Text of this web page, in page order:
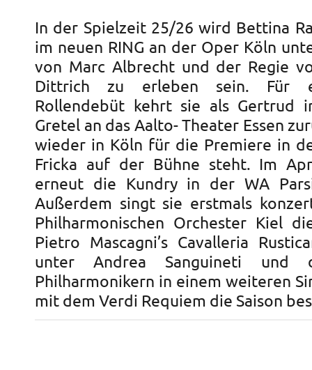
In der Spielzeit 25/26 wird Bettina
im neuen RING an der Oper Köln
von Marc Albrecht und der Regie
Dittrich zu erleben sein. Für
Rollendebüt kehrt sie als Gertrud
Gretel an das Aalto- Theater Essen
wieder in Köln für die Premiere in
Fricka auf der Bühne steht. Im
erneut die Kundry in der WA
Außerdem singt sie erstmals
Philharmonischen Orchester Kiel
Pietro Mascagni’s Cavalleria
unter Andrea Sanguineti und
Philharmonikern in einem weiteren
mit dem Verdi Requiem die Saison